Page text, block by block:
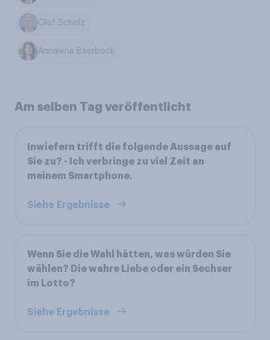
Olaf Scholz
Annalena Baerbock
Am selben Tag veröffentlicht
Inwiefern trifft die folgende Aussage auf
Sie zu? - Ich verbringe zu viel Zeit an
meinem Smartphone.
Siehe Ergebnisse
Wenn Sie die Wahl hätten, was würden Sie
wählen? Die wahre Liebe oder ein Sechser
im Lotto?
Siehe Ergebnisse